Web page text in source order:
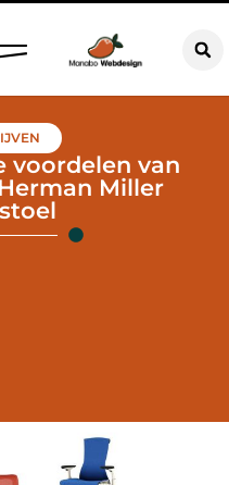
voordelen van
Miller